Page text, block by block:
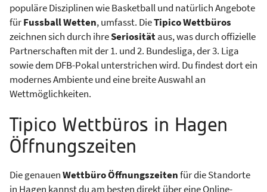
populäre Disziplinen wie Basketball und natürlich Angebote
fürFussball Wetten, umfasst. DieTipico Wettbüros
zeichnen sich durch ihreSeriositätaus, was durch offizielle
Partnerschaften mit der 1. und 2. Bundesliga, der 3. Liga
sowie dem DFB-Pokal unterstrichen wird. Du findest dort ein
modernes Ambiente und eine breite Auswahl an
Wettmöglichkeiten.
Tipico Wettbüros in Hagen
Öffnungszeiten
Die genauenWettbüro Öffnungszeitenfür die Standorte
in Hagen kannst du am besten direkt über eine Online-